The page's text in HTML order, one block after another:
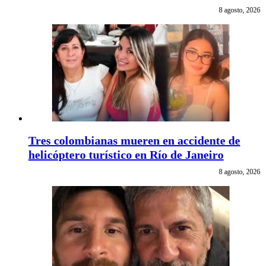
8 agosto, 2026
Tres colombianas mueren en accidente de
helicóptero turístico en Río de Janeiro
8 agosto, 2026